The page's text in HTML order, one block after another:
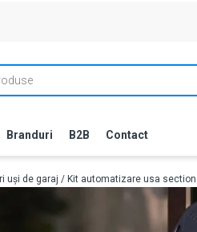
Branduri B2B Contact
uși de garaj / Kit automatizare usa